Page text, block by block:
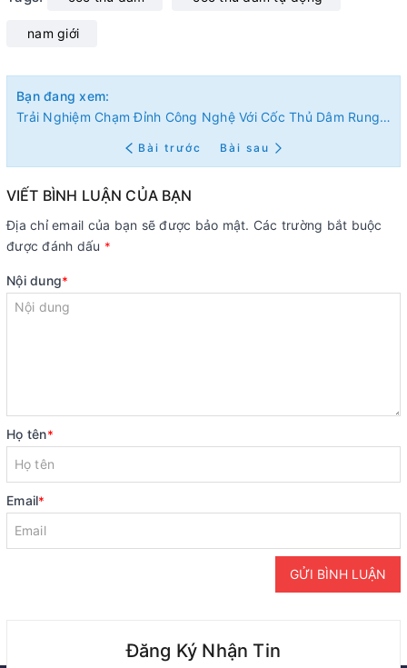
nam giới
Bạn đang xem:
Trải Nghiệm Chạm Đỉnh Công Nghệ Với Cốc Thủ Dâm Rung Rên Tự Động
Bài trước Bài sau
VIẾT BÌNH LUẬN CỦA BẠN
Địa chỉ email của bạn sẽ được bảo mật. Các trường bắt buộc
được đánh dấu *
Nội dung*
Họ tên*
Email*
GỬI BÌNH LUẬN
Đăng Ký Nhận Tin